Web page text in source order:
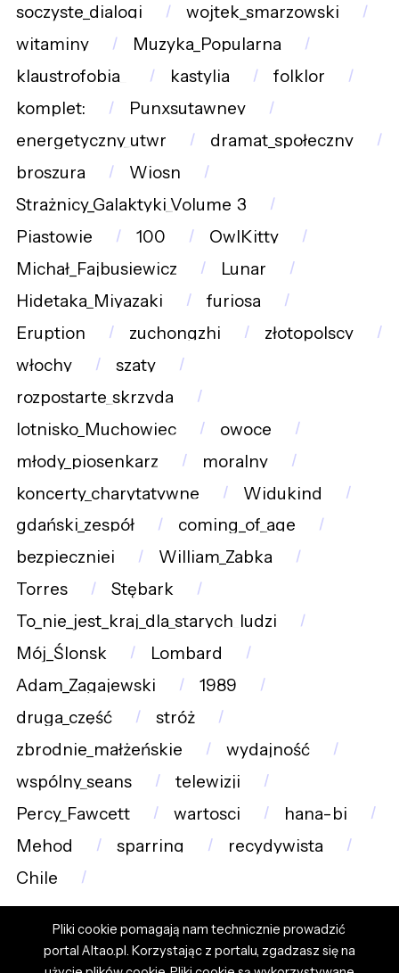
soczyste_dialogi
wojtek_smarzowski
witaminy
Muzyka_Popularna
klaustrofobia_
kastylia
folklor
komplet:
Punxsutawney
energetyczny_utwr
dramat_społeczny
broszura
Wiosn
Strażnicy_Galaktyki_Volume_3
Piastowie
100
OwlKitty
Michał_Fajbusiewicz
Lunar
Hidetaka_Miyazaki
furiosa
Eruption
zuchongzhi
złotopolscy
włochy
szaty
rozpostarte_skrzyda
lotnisko_Muchowiec
owoce
młody_piosenkarz
moralny
koncerty_charytatywne
Widukind
gdański_zespół
coming_of_age
bezpieczniei
William_Zabka
Torres
Stębark
To_nie_jest_kraj_dla_starych_ludzi
Mój_Ślonsk
Lombard
Adam_Zagajewski
1989
druga_część
stróż
zbrodnie_małżeńskie
wydajność
wspólny_seans
telewizji
Percy_Fawcett
wartosci
hana-bi
Mehod
sparring
recydywista
Chile
Pliki cookie pomagają nam technicznie prowadzić
portal Altao.pl. Korzystając z portalu, zgadzasz się na